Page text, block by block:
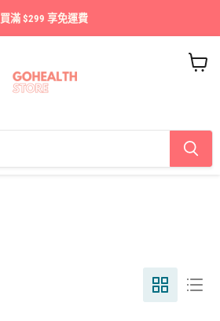
買滿 $299 享免運費
車